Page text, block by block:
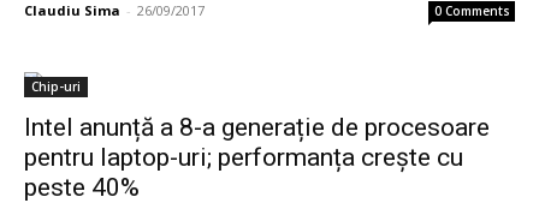
Claudiu Sima - 26/09/2017 0 Comments
Chip-uri
Intel anunță a 8-a generație de procesoare
pentru laptop-uri; performanța crește cu
peste 40%